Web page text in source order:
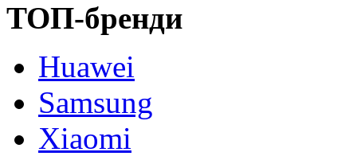
ТОП-бренди
Huawei
Samsung
Xiaomi